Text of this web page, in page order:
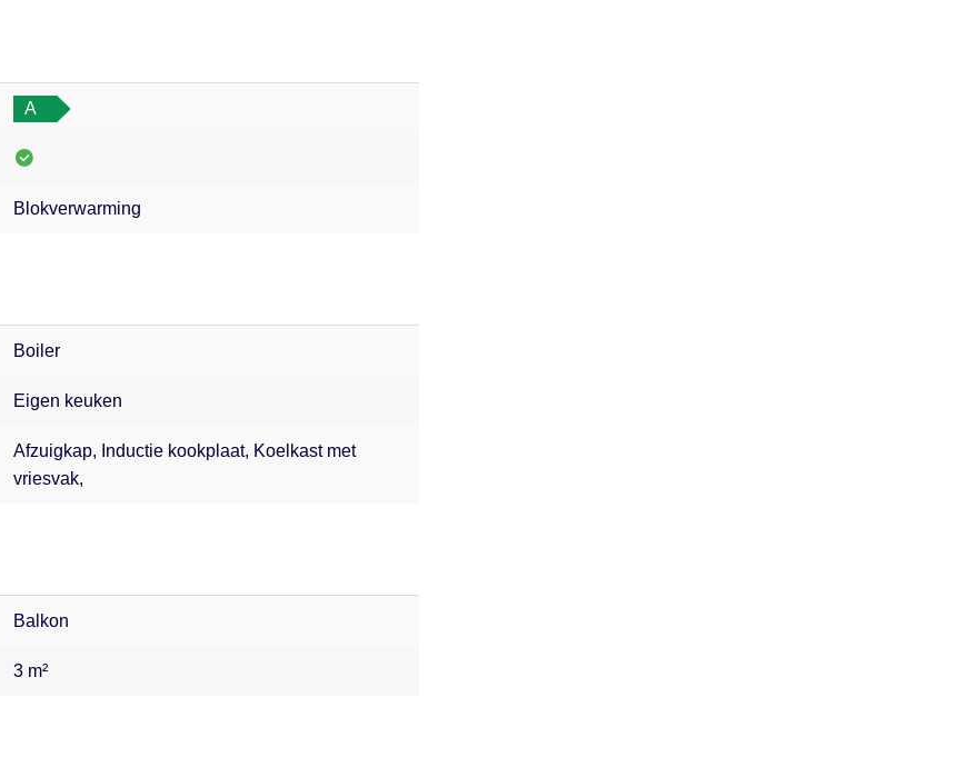
A
Blokverwarming
Boiler
Eigen keuken
Afzuigkap, Inductie kookplaat, Koelkast met
vriesvak,
Balkon
3 m²